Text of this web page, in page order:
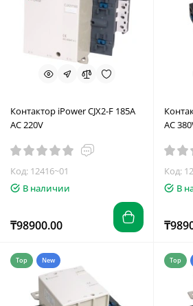
Контактор iPower CJX2-F 185A
AC 220V
Код: 12416~01
В наличии
₸98900.00
AC
Код:
В
Top New Top